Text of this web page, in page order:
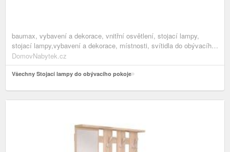
baumax, vybavení a dekorace, vnitřní osvětlení, stojací lampy,
stojací lampy,vybavení a dekorace, místnosti, svítidla do obývacího
pokoje,vybavení a dekorace, stojací lampy do obývacího
DomovNabytek.cz
Všechny Stojací lampy do obývacího pokoje